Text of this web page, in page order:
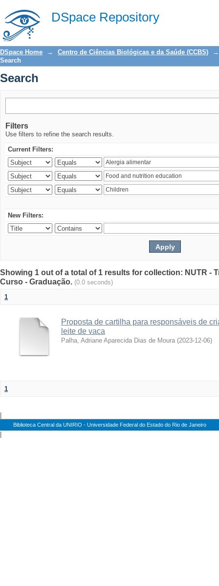
DSpace Repository
Search
DSpace Home → Centro de Ciências Biológicas e da Saúde (CCBS)
→
Search
Search
Filters
Use filters to refine the search results.
Current Filters:
New Filters:
Showing 1 out of a total of 1 results for collection: NUTR -
Curso - Graduação. (0.0 seconds)
1
Proposta de cartilha para responsáveis de
leite de vaca
Palha, Adriane Aparecida Dias de Moura (2023-12-06)
1
Biblioteca Central da UNIRIO - Universidade Federal do Estado do Rio de Janeiro